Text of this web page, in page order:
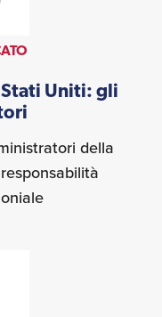
Uniti: gli
della